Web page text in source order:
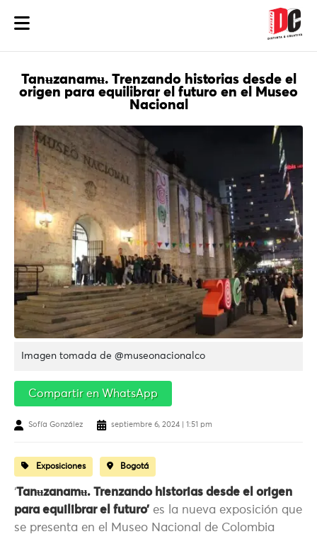
Tanʉzanamʉ. Trenzando historias desde el
origen para equilibrar el futuro en el Museo
Nacional
Imagen tomada de @museonacionalco
Compartir en WhatsApp
Sofía González septiembre 6, 2024 | 1:51 pm
Exposiciones Bogotá
‘Tanʉzanamʉ. Trenzando historias desde el origen
para equilibrar el futuro’ es la nueva exposición que
se presenta en el Museo Nacional de Colombia